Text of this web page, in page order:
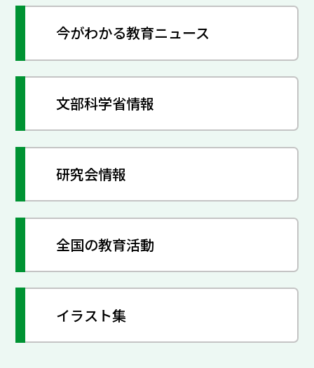
今がわかる教育ニュース
文部科学省情報
研究会情報
全国の教育活動
イラスト集